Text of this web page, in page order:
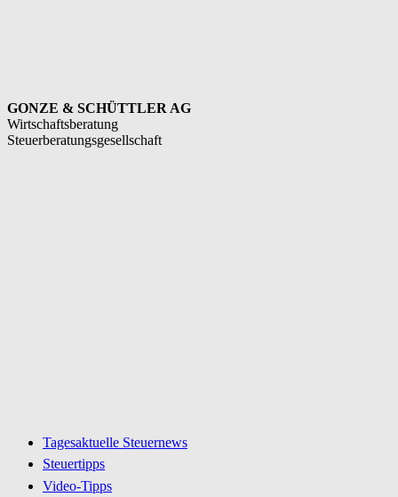
GONZE & SCHÜTTLER AG
Wirtschaftsberatung
Steuerberatungsgesellschaft
Tagesaktuelle Steuernews
Steuertipps
Video-Tipps